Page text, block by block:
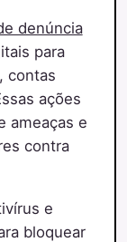
denúncia
para
contas
ações
ameaças e
contra
e
bloquear